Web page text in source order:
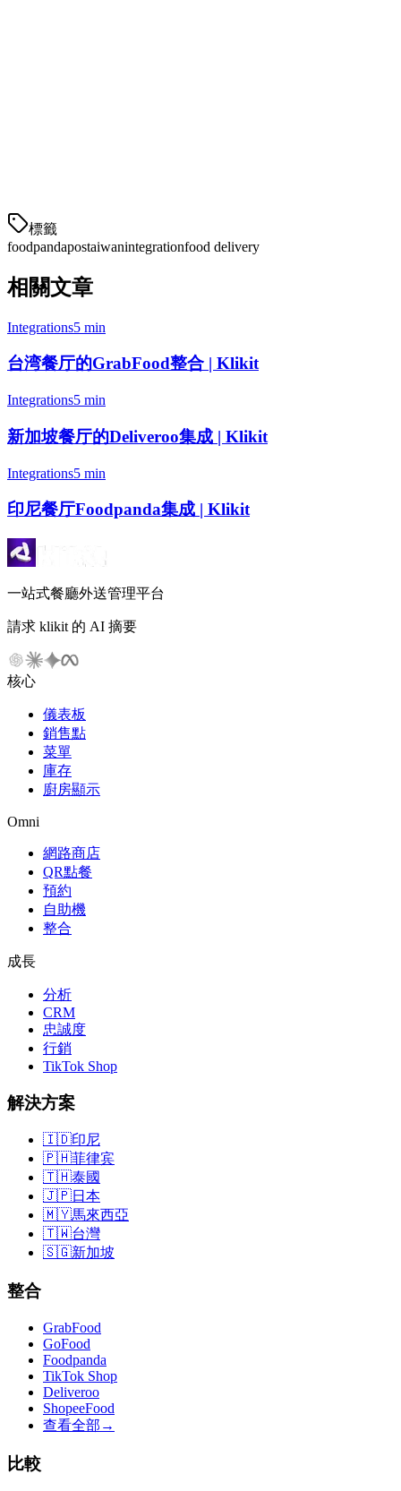
標籤
foodpandapostaiwanintegrationfood delivery
相關文章
Integrations5 min
台湾餐厅的GrabFood整合 | Klikit
Integrations5 min
新加坡餐厅的Deliveroo集成 | Klikit
Integrations5 min
印尼餐厅Foodpanda集成 | Klikit
一站式餐廳外送管理平台
請求 klikit 的 AI 摘要
核心
儀表板
銷售點
菜單
庫存
廚房顯示
Omni
網路商店
QR點餐
預約
自助機
整合
成長
分析
CRM
忠誠度
行銷
TikTok Shop
解決方案
🇮🇩印尼
🇵🇭菲律宾
🇹🇭泰國
🇯🇵日本
🇲🇾馬來西亞
🇹🇼台灣
🇸🇬新加坡
整合
GrabFood
GoFood
Foodpanda
TikTok Shop
Deliveroo
ShopeeFood
查看全部 →
比較